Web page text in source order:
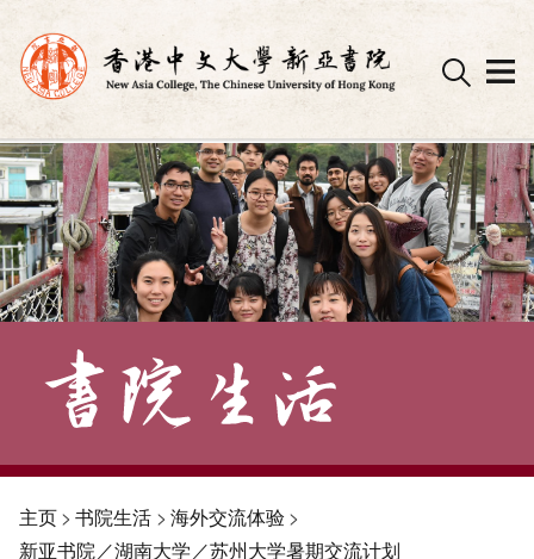
Skip
to
content
主页> 书院生活 > 海外交流体验>
新亚书院／湖南大学／苏州大学暑期交流计划